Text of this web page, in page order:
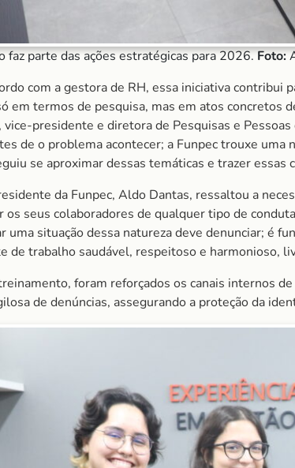
faz parte das ações estratégicas para 2026.Foto:
com a gestora de RH, essa iniciativa
em termos de pesquisa, mas em atos concretos
presidente e diretora de Pesquisas e
de o problema acontecer; a Funpec trouxe
se aproximar dessas temáticas e trazer essas
da Funpec, Aldo Dantas, ressaltou a
os seus colaboradores de qualquer tipo de
uma situação dessa natureza deve denunciar; é
de trabalho saudável, respeitoso e harmonioso,
foram reforçados os canais internos
de denúncias, assegurando a proteção da